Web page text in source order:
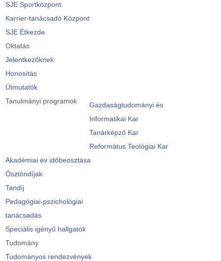
SJE Sportközpont
Karrier-tanácsadó Központ
SJE Étkezde
Oktatás
Jelentkezőknek
Honosítás
Útmutatók
Tanulmányi programok
Gazdaságtudományi és
Informatikai Kar
Tanárképző Kar
Református Teológiai Kar
Akadémiai év időbeosztása
Ösztöndíjak
Tandíj
Pedagógiai-pszichológiai
tanácsadás
Speciális igényű hallgatók
Tudomány
Tudományos rendezvények